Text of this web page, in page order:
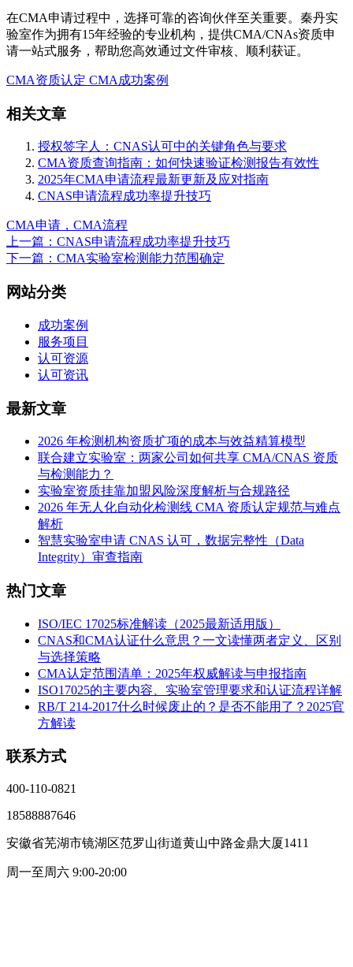
在CMA申请过程中，选择可靠的咨询伙伴至关重要。秦丹实
验室作为拥有15年经验的专业机构，提供CMA/CNAs资质申
请一站式服务，帮助您高效通过文件审核、顺利获证。
CMA资质认定 CMA成功案例
相关文章
授权签字人：CNAS认可中的关键角色与要求
CMA资质查询指南：如何快速验证检测报告有效性
2025年CMA申请流程最新更新及应对指南
CNAS申请流程成功率提升技巧
CMA申请，CMA流程
上一篇：CNAS申请流程成功率提升技巧
下一篇：CMA实验室检测能力范围确定
网站分类
成功案例
服务项目
认可资源
认可资讯
最新文章
2026 年检测机构资质扩项的成本与效益精算模型
联合建立实验室：两家公司如何共享 CMA/CNAS 资质
与检测能力？
实验室资质挂靠加盟风险深度解析与合规路径
2026 年无人化自动化检测线 CMA 资质认定规范与难点
解析
智慧实验室申请 CNAS 认可，数据完整性（Data
Integrity）审查指南
热门文章
ISO/IEC 17025标准解读（2025最新适用版）
CNAS和CMA认证什么意思？一文读懂两者定义、区别
与选择策略
CMA认定范围清单：2025年权威解读与申报指南
ISO17025的主要内容、实验室管理要求和认证流程详解
RB/T 214-2017什么时候废止的？是否不能用了？2025官
方解读
联系方式
400-110-0821
18588887646
安徽省芜湖市镜湖区范罗山街道黄山中路金鼎大厦1411
周一至周六 9:00-20:00